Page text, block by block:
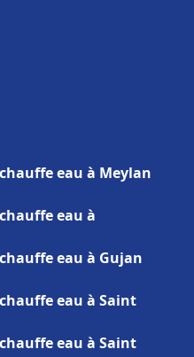
eau à Meylan
eau à
eau à Gujan
eau à Saint
eau à Saint